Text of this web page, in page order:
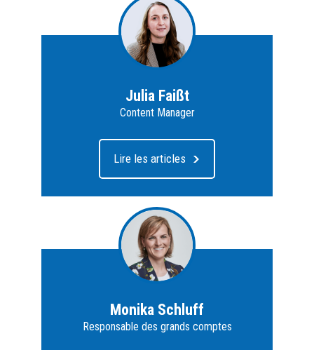
Julia Faißt
Content Manager
Lire les articles
Monika Schluff
Responsable des grands comptes